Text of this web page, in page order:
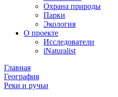
Охрана природы
Парки
Экология
О проекте
Исследователи
iNaturalist
Главная
География
Реки и ручьи